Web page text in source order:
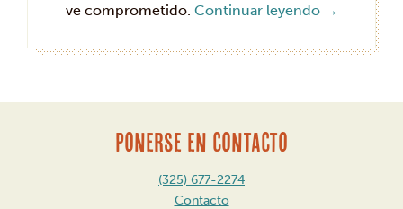
ve comprometido. Continuar leyendo →
PONERSE EN CONTACTO
(325) 677-2274
Contacto